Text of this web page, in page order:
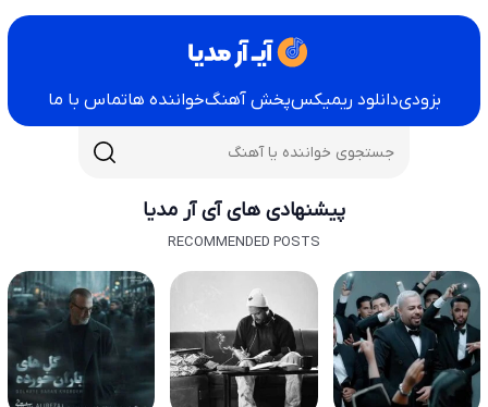
بزودیدانلود ریمیکسپخش آهنگخواننده هاتماس با ما
پیشنهادی های آی آر مدیا
RECOMMENDED POSTS